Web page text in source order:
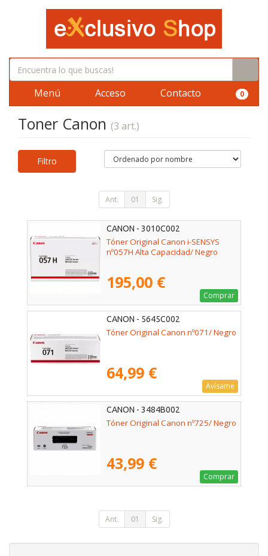
Menú Acceso Contacto 0
Toner Canon (3 art.)
Filtro
Ant. 01 Sig.
CANON - 3010C002
Tóner Original Canon i-SENSYS
nº057H Alta Capacidad/ Negro
195,00 €
Comprar
CANON - 5645C002
Tóner Original Canon nº071/ Negro
64,99 €
Avísame
CANON - 3484B002
Tóner Original Canon nº725/ Negro
43,99 €
Comprar
Ant. 01 Sig.